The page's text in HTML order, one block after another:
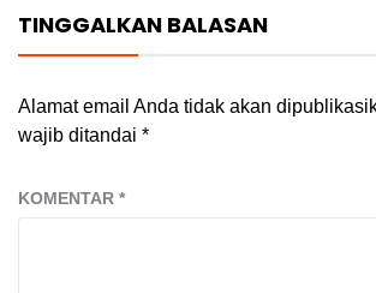
TINGGALKAN BALASAN
Alamat email Anda tidak akan
wajib ditandai *
KOMENTAR *